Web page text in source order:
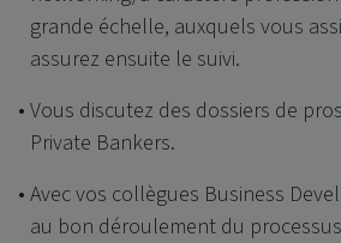
grande échelle, auxquels vous
assurez ensuite le suivi.
Vous discutez des dossiers de
Private Bankers.
Avec vos collègues Business
au bon déroulement du